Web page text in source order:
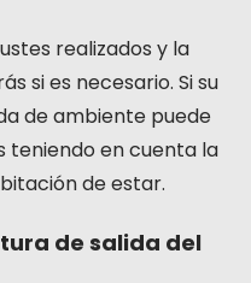
realizados y la
si es necesario. Si su
de ambiente puede
teniendo en cuenta la
de estar.
de salida del